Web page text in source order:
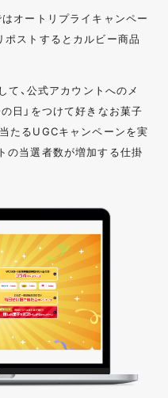
オートリプライキャンペー
ポストするとカルビー商品
て、公式アカウントへのメ
日」をつけて好きなお菓子
たるUGCキャンペーンを実
の当選者数が増加する仕掛